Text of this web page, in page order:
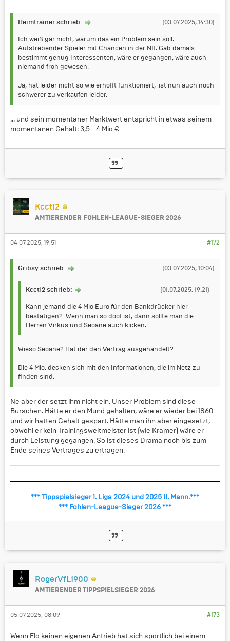
(03.07.2025, 14:30)
Heimtrainer schrieb:
Ich weiß gar nicht, warum das ein Problem sein soll.
Aufstrebender Spieler mit Chancen in der N11. Gab damals
bestimmt genug Interessenten, wäre er gegangen, wäre auch
niemand froh gewesen.
Ja, hat leider nicht so wie erhofft funktioniert, ist nun auch noch
schwerer zu verkaufen leider.
... und sein momentaner Marktwert entspricht in etwas seinem
momentanen Gehalt: 3,5 - 4 Mio €
Kcct12
AMTIERENDER FOHLEN-LEAGUE-SIEGER 2026
#172
04.07.2025, 19:51
(03.07.2025, 10:04)
Gribsy schrieb:
(01.07.2025, 19:21)
Kcct12 schrieb:
Kann jemand die 4 Mio Euro für den Bankdrücker hier
bestätigen? Wenn man so doof ist, dann sollte man die
Herren Virkus und Seoane auch kicken.
Wieso Seoane? Hat der den Vertrag ausgehandelt?
Die 4 Mio. decken sich mit den Informationen, die im Netz zu
finden sind.
Ne aber der setzt ihm nicht ein. Unser Problem sind diese
Burschen. Hätte er den Mund gehalten, wäre er wieder bei 1860
und wir hatten Gehalt gespart. Hätte man ihn aber eingesetzt,
obwohl er kein Trainingsweltmeister ist (wie Kramer) wäre er
durch Leistung gegangen. So ist dieses Drama noch bis zum
Ende seines Vertrages zu ertragen.
*** Tippspielsieger 1. Liga 2024 und 2025 II. Mann.***
*** Fohlen-League-Sieger 2026 ***
RogerVfL1900
AMTIERENDER TIPPSPIELSIEGER 2026
#173
05.07.2025, 08:09
Wenn Flo keinen eigenen Antrieb hat sich sportlich bei einem